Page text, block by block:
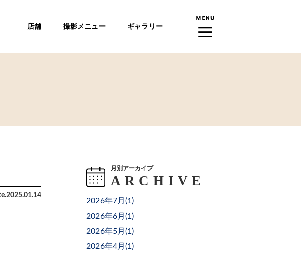
店舗 撮影メニュー ギャラリー
2025.01.14
月別アーカイブ
2026年7月(1 )
2026年6月(1 )
2026年5月(1 )
2026年4月(1 )